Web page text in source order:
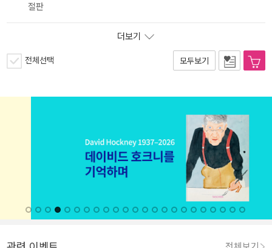
절판
더보기
전체선택 모두보기